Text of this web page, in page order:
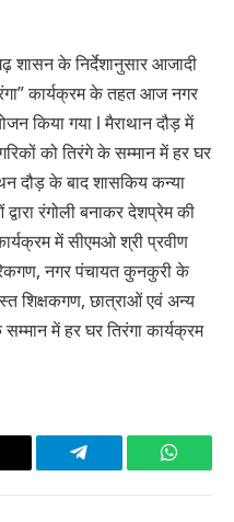
के निर्देशानुसार आजादी
कार्यक्रम के तहत आज नगर
किया गया l मैराथान दौड़ में
को तिरंगे के सम्मान में हर घर
दौड़ के बाद शासकिय कन्या
रंगोली बनाकर देशप्रेम की
में सीएमओ श्री प्रवीण
नगर पंचायत कुनकुरी के
शिक्षकगण, छात्राओं एवं अन्य
में हर घर तिरंगा कार्यक्रम
Telegram